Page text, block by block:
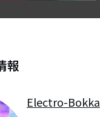
報
Electro-Bokka